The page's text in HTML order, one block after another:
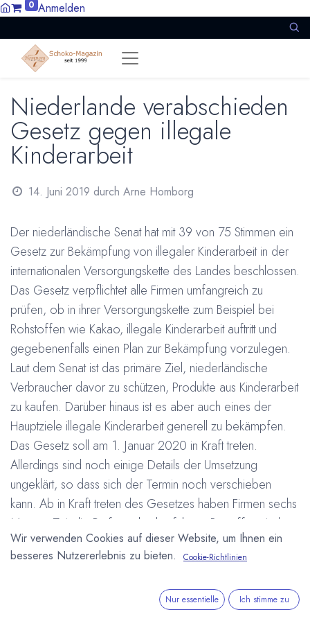
0 Anmelden
Niederlande verabschieden
Gesetz gegen illegale
Kinderarbeit
14. Juni 2019 durch Arne Homborg
Der niederländische Senat hat mit 39 von 75 Stimmen ein
Gesetz zur Bekämpfung von illegaler Kinderarbeit in der
internationalen Versorgungskette des Landes beschlossen.
Das Gesetz verpflichtet alle Firmen umfangreich zu
prüfen, ob in ihrer Versorgungskette zum Beispiel bei
Rohstoffen wie Kakao, illegale Kinderarbeit auftritt und
gegebenenfalls einen Plan zur Bekämpfung vorzulegen.
Laut dem Senat ist das primäre Ziel, niederländische
Verbraucher davor zu schützen, Produkte aus Kinderarbeit
zu kaufen. Darüber hinaus ist es aber auch eines der
Hauptziele illegale Kinderarbeit generell zu bekämpfen.
Das Gesetz soll am 1. Januar 2020 in Kraft treten.
Allerdings sind noch einige Details der Umsetzung
ungeklärt, so dass sich der Termin noch verschieben
kann. Ab in Kraft treten des Gesetzes haben Firmen sechs
Monate Zeit die Prüfung durchzuführen. Betroffen sind
alle in den Niederlanden registrierten Unternehmen, sowie
alle Unternehmen die mehrfach pro Jahr Produkte in die
Versäumt eine Firma das Einreichen der
Wir verwenden Cookies auf dieser Website, um Ihnen ein
besseres Nutzererlebnis zu bieten.
Cookie-Richtlinien
Nur essentielle Ich stimme zu